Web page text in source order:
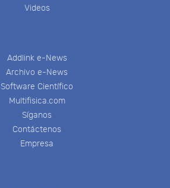
Videos
Addlink e-News
Archivo e-News
Software Científico
Multifisica.com
Síganos
Contáctenos
Empresa